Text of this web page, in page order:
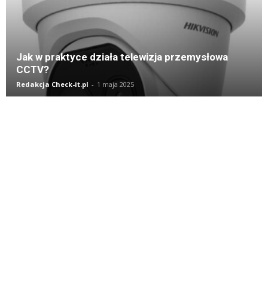
Jak w praktyce działa telewizja przemysłowa
CCTV?
Redakcja Check-it.pl - 1 maja 2025